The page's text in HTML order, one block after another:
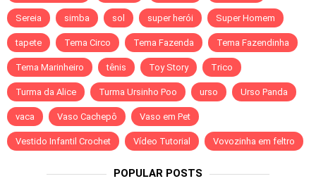
Sereia simba sol super herói Super Homem
tapete Tema Circo Tema Fazenda Tema Fazendinha
Tema Marinheiro tênis Toy Story Trico
Turma da Alice Turma Ursinho Poo urso Urso Panda
vaca Vaso Cachepô Vaso em Pet
Vestido Infantil Crochet Vídeo Tutorial Vovozinha em feltro
POPULAR POSTS